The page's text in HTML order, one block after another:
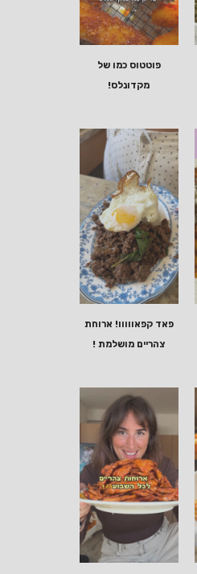
פוטטוס כמו של
מקדונלס!
פאד קפאווווו! ארוחת
צהריים מושלמת !